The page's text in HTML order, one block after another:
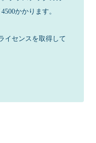
かかります。
イセンスを取得して